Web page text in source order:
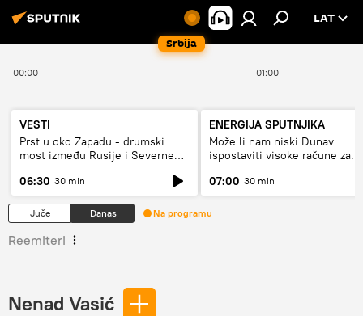
Srbija
LAT
00:00 01:00
VESTI
Prst u oko Zapadu - drumski
most između Rusije i Severne
06:30 30 min
ENERGIJA SPUTNJIKA
Može li nam niski Dunav
ispostaviti visoke račune za
07:00 30 min
Juče Danas Na programu
Reemiteri
Nenad Vasić